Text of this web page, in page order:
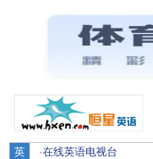
英
·在线英语电视台